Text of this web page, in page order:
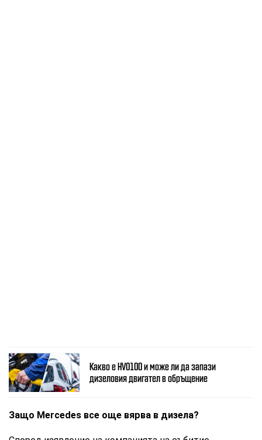
Какво е HVO100 и може ли да запази
дизеловия двигател в обръщение
Защо Mercedes все още вярва в дизела?